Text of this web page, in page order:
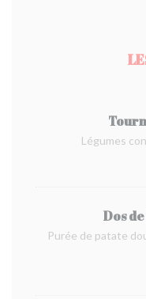
Légumes
Dos
Purée de patate